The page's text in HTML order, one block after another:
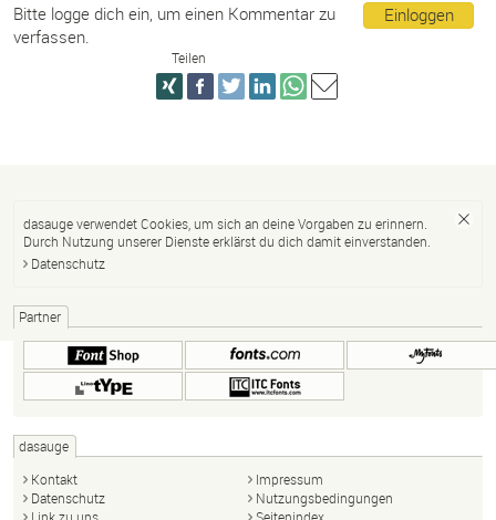
Einloggen
Bitte logge dich ein, um einen Kommentar zu
verfassen.
Teilen
dasauge verwendet Cookies, um sich an deine Vorgaben zu erinnern.
Durch Nutzung unserer Dienste erklärst du dich damit einverstanden.
Datenschutz
Partner
dasauge
Kontakt
Impressum
Datenschutz
Nutzungsbedingungen
Link zu uns
Seitenindex